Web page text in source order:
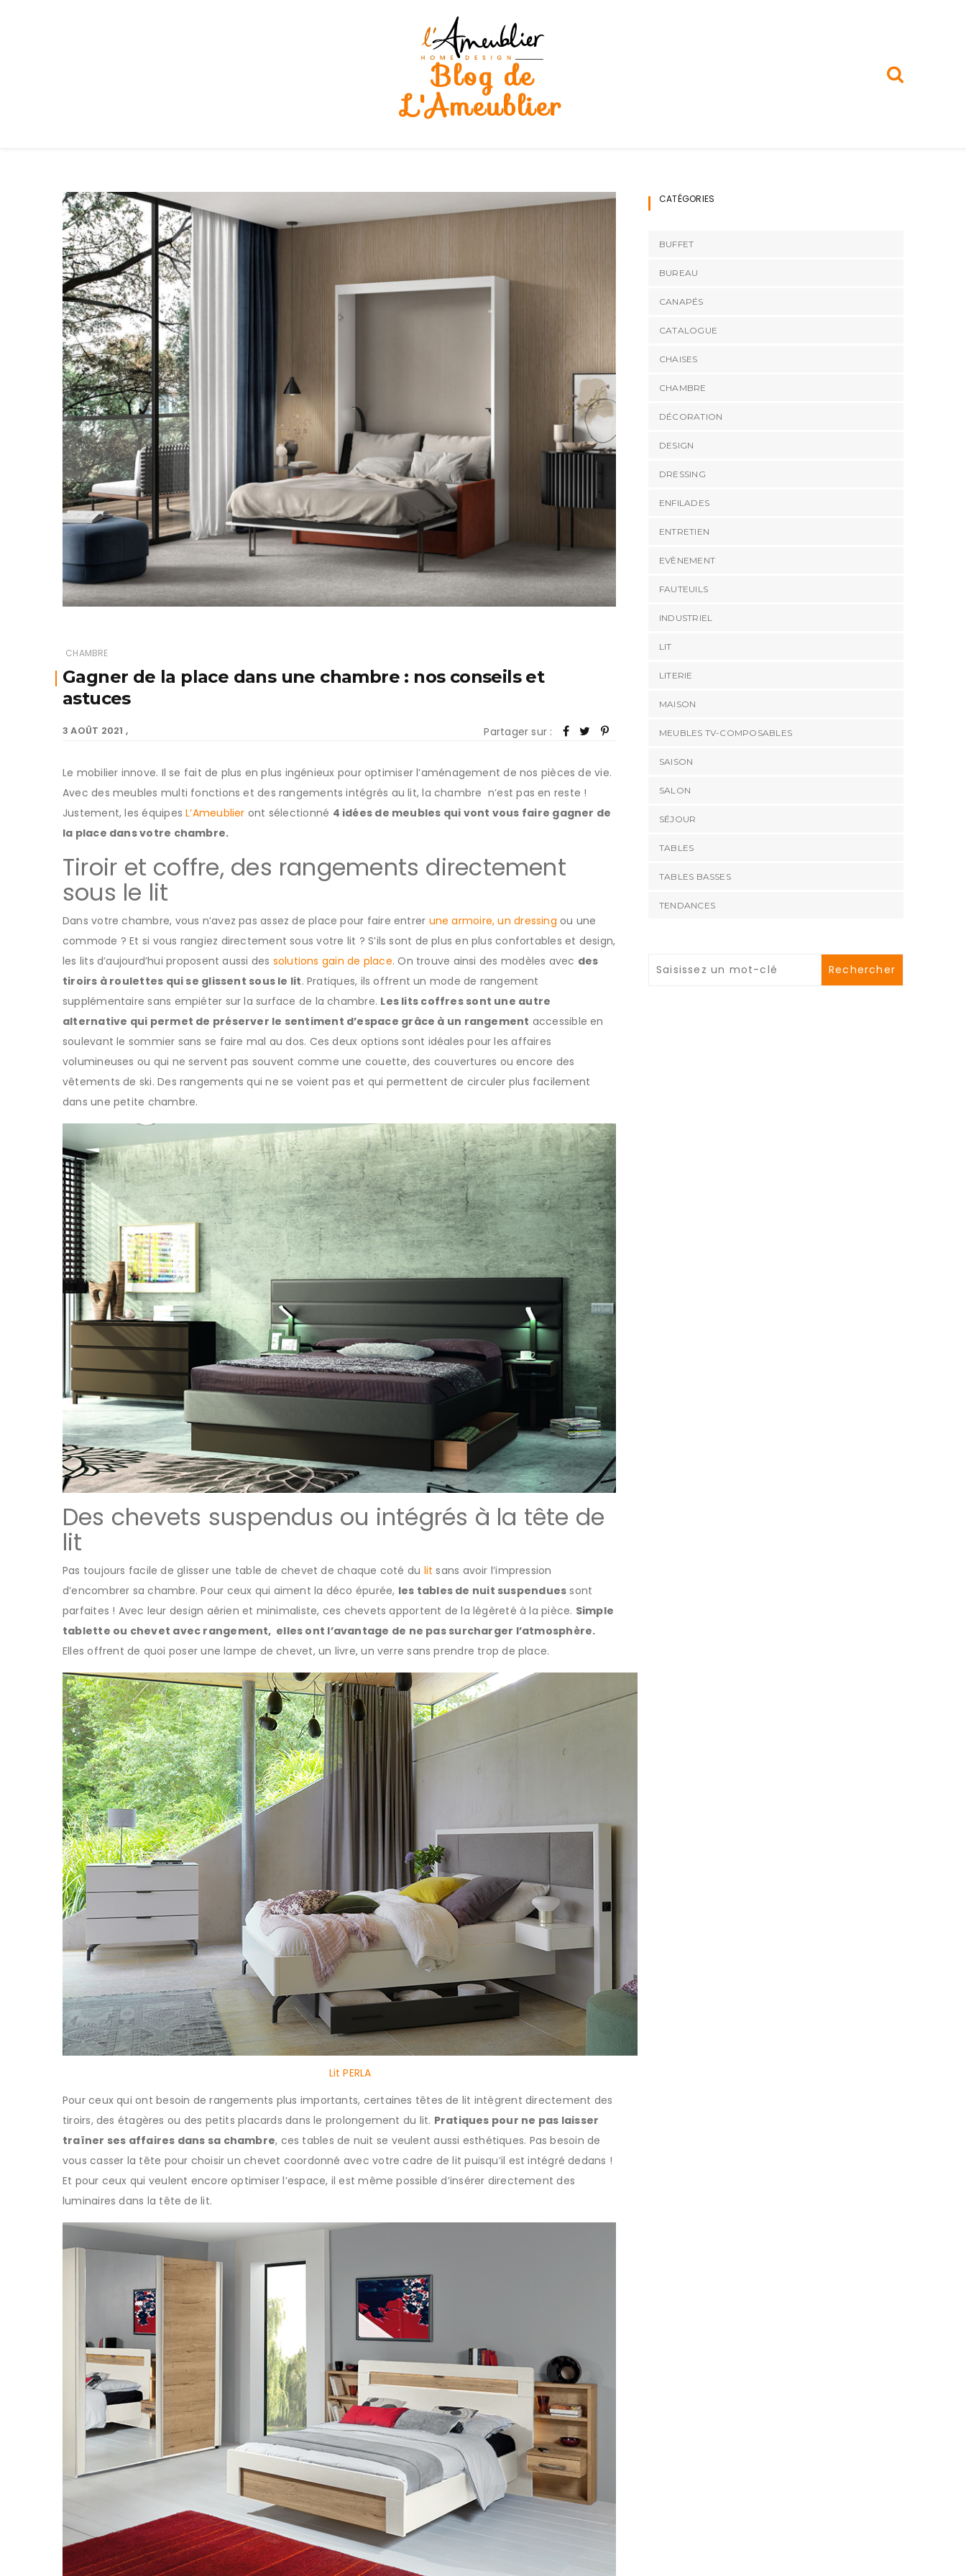
Blog de
L'Ameublier
CHAMBRE
Gagner de la place dans une chambre : nos conseils et
astuces
3 AOÛT 2021 Partager sur :
Le mobilier innove. Il se fait de plus en plus ingénieux pour optimiser l’aménagement de nos pièces de vie.
Avec des meubles multi fonctions et des rangements intégrés au lit, la chambre n’est pas en reste !
Justement, les équipesL’Ameublier ont sélectionné 4 idées de meubles qui vont vous faire gagner de
la place dans votre chambre.
Tiroir et coffre, des rangements directement
sous le lit
Dans votre chambre, vous n’avez pas assez de place pour faire entrer une armoire, un dressing ou une
commode ? Et si vous rangiez directement sous votre lit ? S’ils sont de plus en plus confortables et design,
les lits d’aujourd’hui proposent aussi des solutions gain de place. On trouve ainsi des modèles avec des
tiroirs à roulettes qui se glissent sous le lit. Pratiques, ils offrent un mode de rangement
supplémentaire sans empiéter sur la surface de la chambre. Les lits coffres sont une autre
alternative qui permet de préserver le sentiment d’espace grâce à un rangement accessible en
soulevant le sommier sans se faire mal au dos. Ces deux options sont idéales pour les affaires
volumineuses ou qui ne servent pas souvent comme une couette, des couvertures ou encore des
vêtements de ski. Des rangements qui ne se voient pas et qui permettent de circuler plus facilement
dans une petite chambre.
Des chevets suspendus ou intégrés à la tête de
lit
Pas toujours facile de glisser une table de chevet de chaque coté du lit sans avoir l’impression
d’encombrer sa chambre. Pour ceux qui aiment la déco épurée, les tables de nuit suspendues sont
parfaites ! Avec leur design aérien et minimaliste, ces chevets apportent de la légèreté à la pièce. Simple
tablette ou chevet avec rangement, elles ont l’avantage de ne pas surcharger l’atmosphère.
Elles offrent de quoi poser une lampe de chevet, un livre, un verre sans prendre trop de place.
Lit PERLA
Pour ceux qui ont besoin de rangements plus importants, certaines têtes de lit intègrent directement des
tiroirs, des étagères ou des petits placards dans le prolongement du lit. Pratiques pour ne pas laisser
traîner ses affaires dans sa chambre, ces tables de nuit se veulent aussi esthétiques. Pas besoin de
vous casser la tête pour choisir un chevet coordonné avec votre cadre de lit puisqu’il est intégré dedans !
Et pour ceux qui veulent encore optimiser l’espace, il est même possible d’insérer directement des
luminaires dans la tête de lit.
CATÉGORIES
BUFFET
BUREAU
CANAPÉS
CATALOGUE
CHAISES
CHAMBRE
DÉCORATION
DESIGN
DRESSING
ENFILADES
ENTRETIEN
EVÈNEMENT
FAUTEUILS
INDUSTRIEL
LIT
LITERIE
MAISON
MEUBLES TV-COMPOSABLES
SAISON
SALON
SÉJOUR
TABLES
TABLES BASSES
TENDANCES